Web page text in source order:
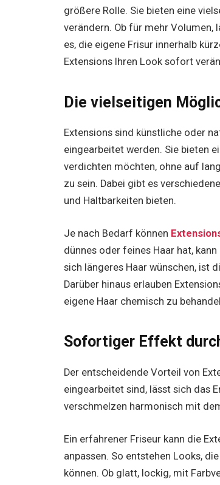
größere Rolle. Sie bieten eine
verändern. Ob für mehr Volumen,
es, die eigene Frisur innerhalb
Extensions Ihren Look sofort
Die vielseitigen
Extensions sind künstliche oder
eingearbeitet werden. Sie bieten
verdichten möchten, ohne auf
zu sein. Dabei gibt es
und Haltbarkeiten bieten.
Je nach Bedarf können
dünnes oder feines Haar hat,
sich längeres Haar wünschen, ist
Darüber hinaus erlauben
eigene Haar chemisch zu
Sofortiger Effekt
Der entscheidende Vorteil von
eingearbeitet sind, lässt sich das
verschmelzen harmonisch mit
Ein erfahrener Friseur kann die
anpassen. So entstehen Looks,
können. Ob glatt, lockig, mit